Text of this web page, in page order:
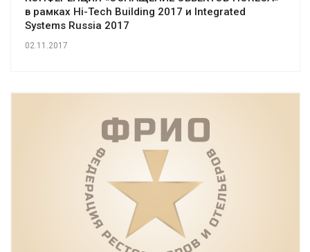
в рамках Hi-Tech Building 2017 и Integrated
Systems Russia 2017
02.11.2017